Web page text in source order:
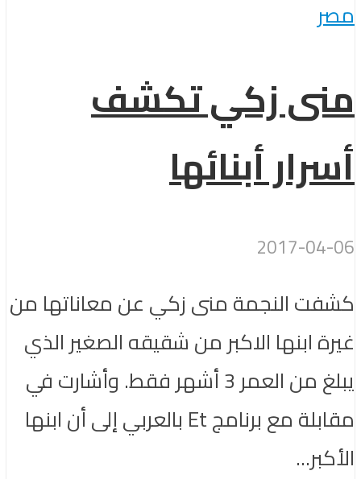
مصر
منى زكي تكشف
أسرار أبنائها
2017-04-06
كشفت النجمة منى زكي عن معاناتها من
غيرة ابنها الاكبر من شقيقه الصغير الذي
يبلغ من العمر 3 أشهر فقط. وأشارت في
مقابلة مع برنامج Et بالعربي إلى أن ابنها
الأكبر...